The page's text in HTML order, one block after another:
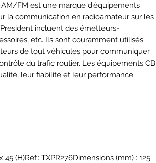
AM/FM est une marque d'équipements
la communication en radioamateur sur les
incluent des émetteurs-
etc. Ils sont couramment utilisés
de tout véhicules pour communiquer
du trafic routier. Les équipements CB
leur fiabilité et leur performance.
45 (H)Réf.: TXPR276Dimensions (mm) : 125